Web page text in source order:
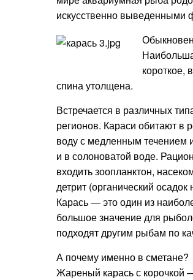
искусственно выведенными
короткое,
спина утолщена.
Встречается в различных
регионов. Караси обитают в
воду с медленным течением
и в солоноватой воде.
входить зоопланктон,
детрит (органический осадок
Карась — это один из
большое значение для
подходят другим рыбам по
А почему именно в сметане?
Жареный карась с корочкой